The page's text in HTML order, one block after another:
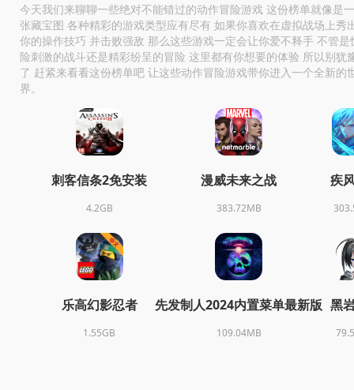
今天我们来聊聊一些绝对不能错过的动作冒险游戏 这份榜单就像是一
张藏宝图 各种精彩的游戏类型应有尽有 如果你喜欢在虚拟战场上秀
你的操作技巧 并击败强敌 那么这些游戏一定会让你爱不释手 不管是
险刺激的战斗还是精彩纷呈的冒险 这里都有你想要的体验 所以别犹
了 赶紧来看看这份榜单吧 让这些动作冒险游戏带你进入一个全新的
界。
刺客信条2免安装
4.2GB
漫威未来之战
383.72MB
疾
乐高幻影忍者
1.55GB
先发制人2024内置菜单最新版
109.04MB
黑